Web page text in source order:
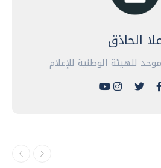
علا الحاذق
للهيئة الوطنية للإعلام